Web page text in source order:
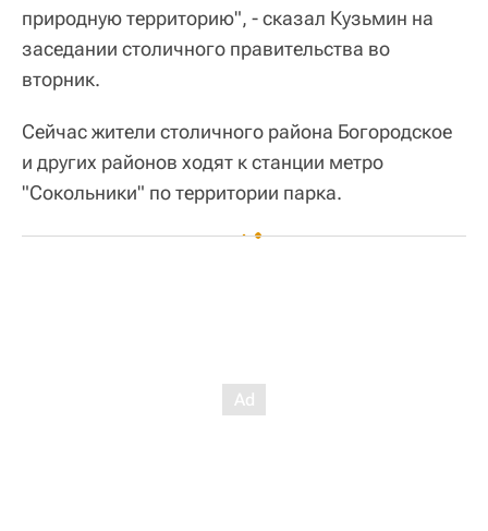
природную территорию", - сказал Кузьмин на
заседании столичного правительства во
вторник.
Сейчас жители столичного района Богородское
и других районов ходят к станции метро
"Сокольники" по территории парка.